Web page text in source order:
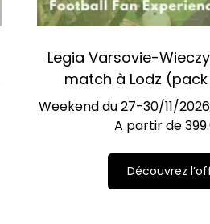
Legia Varsovie-
match à Lodz
Weekend du 27-30/11/
A partir de
Découvrez